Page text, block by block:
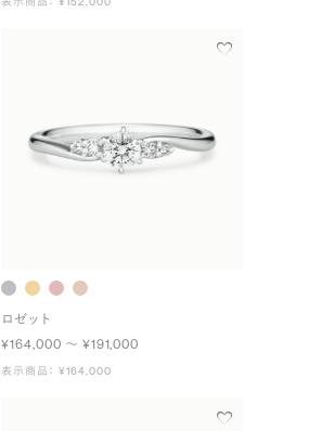
ロゼット
¥164,000 〜 ¥191,000
表示商品： ¥164,000